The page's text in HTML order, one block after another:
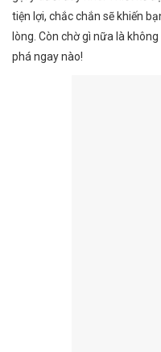
tiện lợi, chắc chắn sẽ khiến
lòng. Còn chờ gì nữa là không
phá ngay nào!